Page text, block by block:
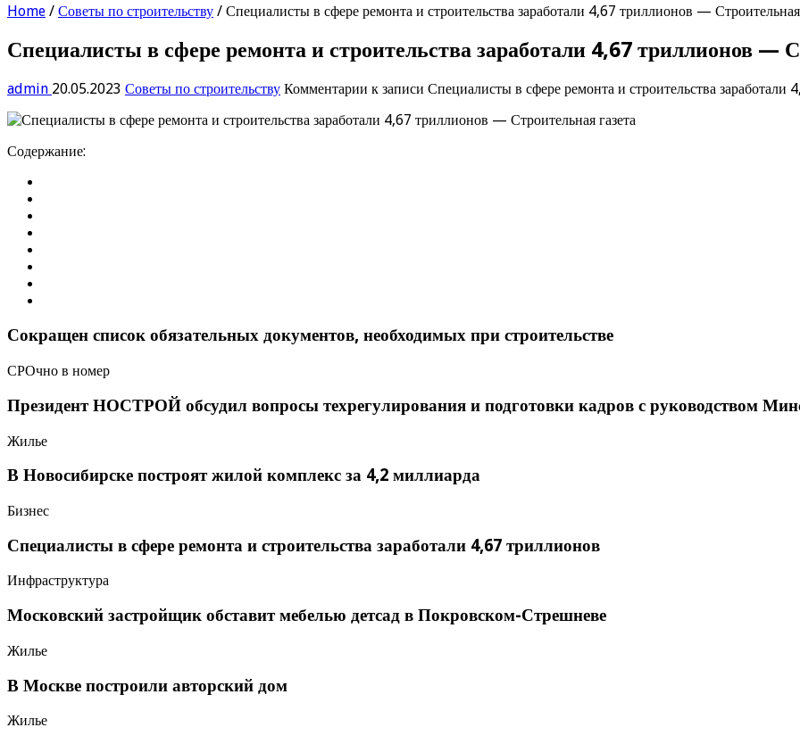
Home / Советы по строительству / Специалисты в сфере ремонта и строительства заработали 4,67 триллионов — Строительная
Специалисты в сфере ремонта и строительства заработали 4,67 триллионов —
admin 20.05.2023 Советы по строительству Комментарии к записи Специалисты в сфере ремонта и строительства
Содержание:
Сокращен список обязательных документов, необходимых при строительстве
СРОчно в номер
Президент НОСТРОЙ обсудил вопросы техрегулирования и подготовки кадров с руководством
Жилье
В Новосибирске построят жилой комплекс за 4,2 миллиарда
Бизнес
Специалисты в сфере ремонта и строительства заработали 4,67 триллионов
Инфраструктура
Московский застройщик обставит мебелью детсад в Покровском-Стрешневе
Жилье
В Москве построили авторский дом
Жилье